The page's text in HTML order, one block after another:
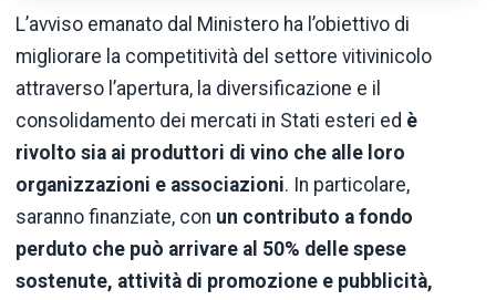
L’avviso emanato dal Ministero ha l’obiettivo di
migliorare la competitività del settore vitivinicolo
attraverso l’apertura, la diversificazione e il
consolidamento dei mercati in Stati esteri ed è
rivolto sia ai produttori di vino che alle loro
organizzazioni e associazioni. In particolare,
saranno finanziate, con un contributo a fondo
perduto che può arrivare al 50% delle spese
sostenute, attività di promozione e pubblicità,